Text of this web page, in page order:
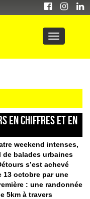
en chiffres et en
weekend intenses,
de balades urbaines
s’est achevé
13 octobre par une
: une randonnée
5km à travers